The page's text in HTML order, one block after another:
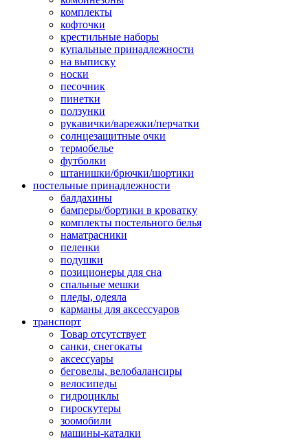
комплекты
кофточки
крестильные наборы
купальные принадлежности
на выписку
носки
песочник
пинетки
ползунки
рукавички/варежки/перчатки
солнцезащитные очки
термобелье
футболки
штанишки/брючки/шортики
постельные принадлежности
балдахины
бамперы/бортики в кроватку
комплекты постельного белья
наматрасники
пеленки
подушки
позиционеры для сна
спальные мешки
пледы, одеяла
карманы для аксеcсуаров
транспорт
Товар отсутствует
санки, снегокаты
аксессуары
беговелы, велобалансиры
велосипеды
гидроциклы
гироскутеры
зоомобили
машины-каталки